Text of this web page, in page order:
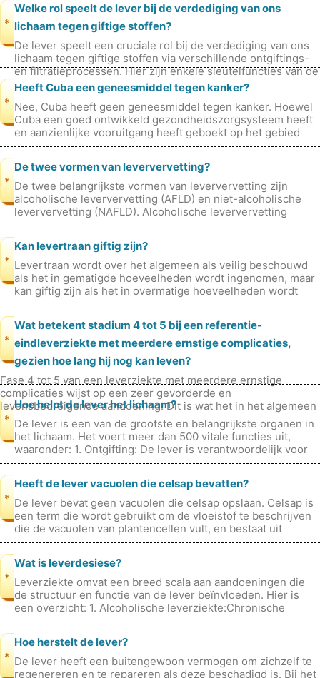
*
Welke rol speelt de lever bij de verdediging van ons
lichaam tegen giftige stoffen?
De lever speelt een cruciale rol bij de verdediging van ons
lichaam tegen giftige stoffen via verschillende ontgiftings-
en filtratieprocessen. Hier zijn enkele sleutelfuncties van de
lever
*
Heeft Cuba een geneesmiddel tegen kanker?
Nee, Cuba heeft geen geneesmiddel tegen kanker. Hoewel
Cuba een goed ontwikkeld gezondheidszorgsysteem heeft
en aanzienlijke vooruitgang heeft geboekt op het gebied
van medisch onderzoek, is
*
De twee vormen van leververvetting?
De twee belangrijkste vormen van leververvetting zijn
alcoholische leververvetting (AFLD) en niet-alcoholische
leververvetting (NAFLD). Alcoholische leververvetting
(AFLD) wordt veroorzaak
*
Kan levertraan giftig zijn?
Levertraan wordt over het algemeen als veilig beschouwd
als het in gematigde hoeveelheden wordt ingenomen, maar
kan giftig zijn als het in overmatige hoeveelheden wordt
ingenomen. De belangr
*
Wat betekent stadium 4 tot 5 bij een referentie-
eindleverziekte met meerdere ernstige complicaties,
gezien hoe lang hij nog kan leven?
Fase 4 tot 5 van een leverziekte met meerdere ernstige
complicaties wijst op een zeer gevorderde en
levensbedreigende aandoening. Dit is wat het in het algemeen
betekent: Fase 4: Deze fase
*
Hoe helpt de lever het lichaam?
De lever is een van de grootste en belangrijkste organen in
het lichaam. Het voert meer dan 500 vitale functies uit,
waaronder: 1. Ontgifting: De lever is verantwoordelijk voor
het ontgifte
*
Heeft de lever vacuolen die celsap bevatten?
De lever bevat geen vacuolen die celsap opslaan. Celsap is
een term die wordt gebruikt om de vloeistof te beschrijven
die de vacuolen van plantencellen vult, en bestaat uit
verschillende opg
*
Wat is leverdesiese?
Leverziekte omvat een breed scala aan aandoeningen die
de structuur en functie van de lever beïnvloeden. Hier is
een overzicht: 1. Alcoholische leverziekte:Chronische
consumptie van overmat
*
Hoe herstelt de lever?
De lever heeft een buitengewoon vermogen om zichzelf te
regenereren en te repareren als deze beschadigd is. Bij het